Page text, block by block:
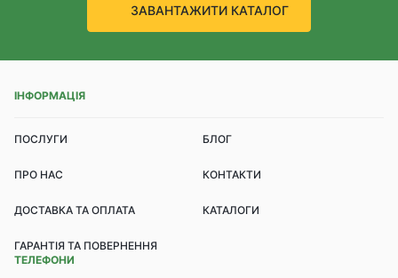
ЗАВАНТАЖИТИ КАТАЛОГ
ІНФОРМАЦІЯ
ПОСЛУГИ БЛОГ
ПРО НАС КОНТАКТИ
ДОСТАВКА ТА ОПЛАТА КАТАЛОГИ
ГАРАНТІЯ ТА ПОВЕРНЕННЯ
ТЕЛЕФОНИ